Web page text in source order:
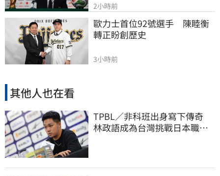
2小時前
歐力士首位92號選手　陳睦衡
轉正盼創歷史
3小時前
其他人也在看
TPBL／非科班出身寫下傳奇
林政語成為台灣挑戰日本職籃